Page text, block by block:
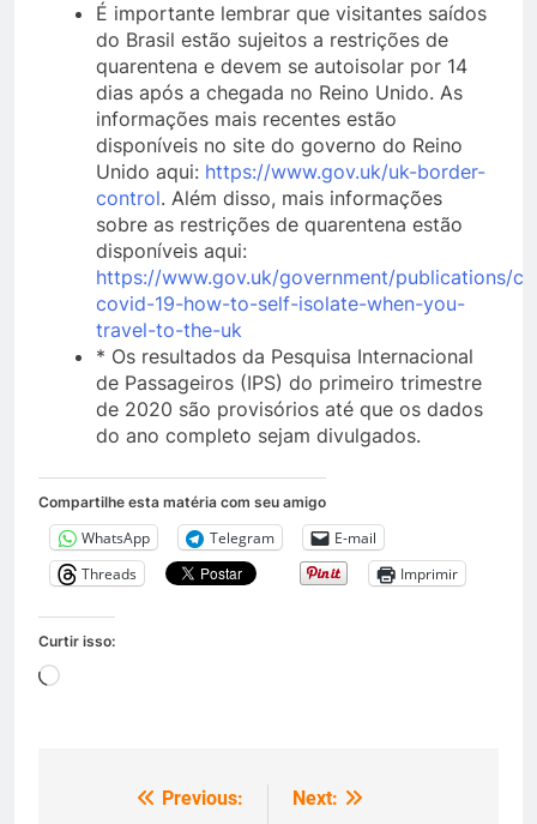
É importante lembrar que visitantes saídos
do Brasil estão sujeitos a restrições de
quarentena e devem se autoisolar por 14
dias após a chegada no Reino Unido. As
informações mais recentes estão
disponíveis no site do governo do Reino
Unido aqui: https://www.gov.uk/uk-border-
control. Além disso, mais informações
sobre as restrições de quarentena estão
disponíveis aqui:
https://www.gov.uk/government/publications/
covid-19-how-to-self-isolate-when-you-
travel-to-the-uk
* Os resultados da Pesquisa Internacional
de Passageiros (IPS) do primeiro trimestre
de 2020 são provisórios até que os dados
do ano completo sejam divulgados.
Compartilhe esta matéria com seu amigo
WhatsApp Telegram
E-mail
Threads
Imprimir
Curtir isso:
Carregando...
Navegação
Previous:
Next: